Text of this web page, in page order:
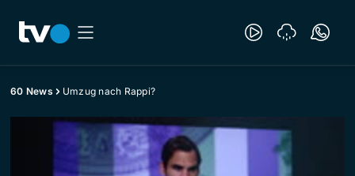
60 News Umzug nach Rappi?